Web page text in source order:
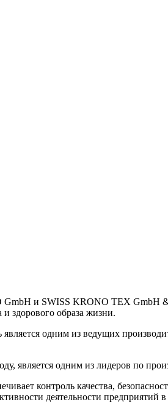
и SWISS KRONO TEX GmbH
здорового образа жизни.
является одним из ведущих
является одним из лидеров по
контроль качества,
деятельности предприятий